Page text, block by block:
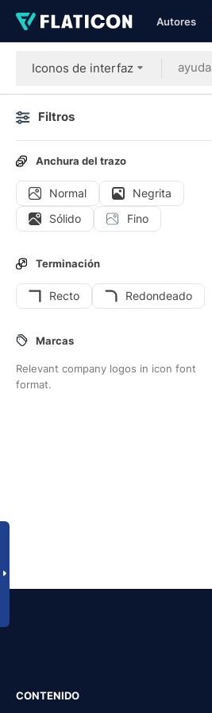
Autores
Iconos de interfaz
Filtros
Anchura del trazo
Normal
Negrita
Sólido
Fino
Terminación
Recto Redondeado
Marcas
Relevant company logos in icon font
format.
CONTENIDO